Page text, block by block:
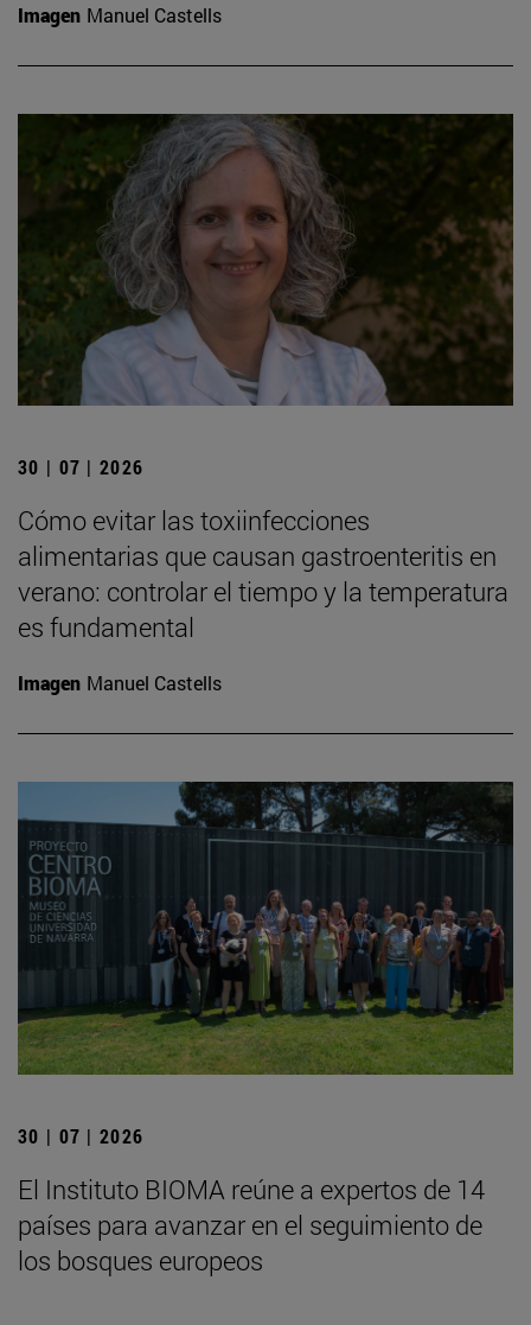
Imagen Manuel Castells
30 | 07 | 2026
Cómo evitar las toxiinfecciones
alimentarias que causan gastroenteritis en
verano: controlar el tiempo y la temperatura
es fundamental
Imagen Manuel Castells
30 | 07 | 2026
El Instituto BIOMA reúne a expertos de 14
países para avanzar en el seguimiento de
los bosques europeos